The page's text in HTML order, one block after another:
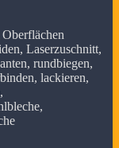
Laserzuschnitt,
rundbiegen,
lackieren,